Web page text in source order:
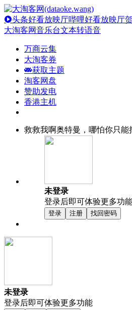
头条好看放映厅哔哩好看放映厅
大淘客网音乐台文本转语音
万商云集
大淘客券
获取主题
淘客网盘
赞助发电
香港主机
救救我啊奥特曼，哪怕你只
未登录
登录后即可体验更多功
登录 注册 找回密码
未登录
登录后即可体验更多功能